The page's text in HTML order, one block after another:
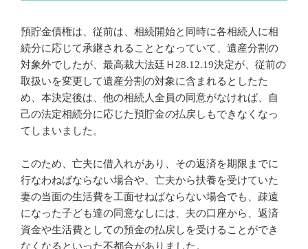
預貯金債権は、従前は、相続開始と同時に各相続人に相
続分に応じて承継されることとなっていて、遺産分割の
対象外でしたが、最高裁大法廷Ｈ28.12.19決定が、従前の
取扱いを変更して遺産分割の対象に含まれるとしたた
め、本決定後は、他の相続人全員の同意がなければ、自
己の法定相続分に応じた預貯金の払戻しもできなくなっ
てしまいました。
このため、亡夫に借入れがあり、その返済を期限までに
行なわねばならない場合や、亡夫から扶養を受けていた
妻の当面の生活費を工面せねばならない場合でも、疎遠
になった子ども達の同意なしには、夫の口座から、返済
資金や生活費としての預金の払戻しを受けることができ
なくなるといった不都合がありました。